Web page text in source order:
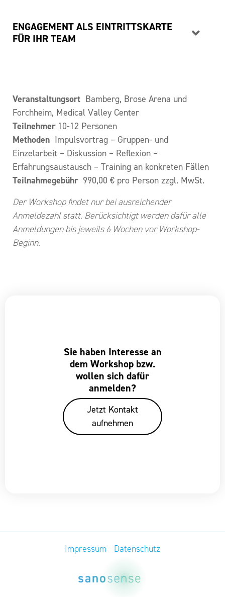
ENGAGEMENT ALS EINTRITTSKARTE
FÜR IHR TEAM
Veranstaltungsort Bamberg, Brose Arena und
Forchheim, Medical Valley Center
Teilnehmer10-12 Personen
Methoden Impulsvortrag – Gruppen- und
Einzelarbeit – Diskussion – Reflexion –
Erfahrungsaustausch – Training an konkreten Fällen
Teilnahmegebühr990,00 € pro Person zzgl. MwSt.
Der Workshop findet nur bei ausreichender
Anmeldezahl statt. Berücksichtigt werden dafür alle
Anmeldungen bis jeweils 6 Wochen vor Workshop-
Beginn.
Sie haben Interesse an
dem Workshop bzw.
wollen sich dafür
anmelden?
Jetzt Kontakt
aufnehmen
Impressum Datenschutz